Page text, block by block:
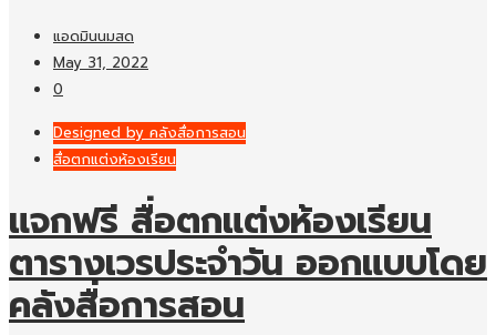
แอดมินนมสด
May 31, 2022
0
Designed by คลังสื่อการสอน
สื่อตกแต่งห้องเรียน
แจกฟรี สื่อตกแต่งห้องเรียน
ตารางเวรประจำวัน ออกแบบโดย
คลังสื่อการสอน